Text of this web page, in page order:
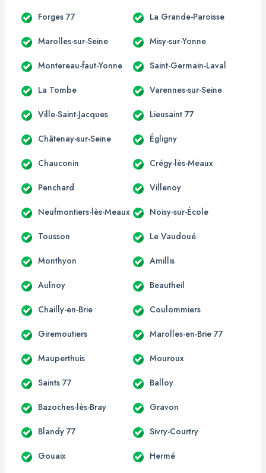
Forges 77 La Grande-Paroisse
Marolles-sur-Seine Misy-sur-Yonne
Montereau-faut-Yonne Saint-Germain-Laval
La Tombe Varennes-sur-Seine
Ville-Saint-Jacques Lieusaint 77
Châtenay-sur-Seine Égligny
Chauconin Crégy-lès-Meaux
Penchard Villenoy
Neufmontiers-lès-Meaux Noisy-sur-École
Tousson Le Vaudoué
Monthyon Amillis
Aulnoy Beautheil
Chailly-en-Brie Coulommiers
Giremoutiers Marolles-en-Brie 77
Mauperthuis Mouroux
Saints 77 Balloy
Bazoches-lès-Bray Gravon
Blandy 77 Sivry-Courtry
Gouaix Hermé